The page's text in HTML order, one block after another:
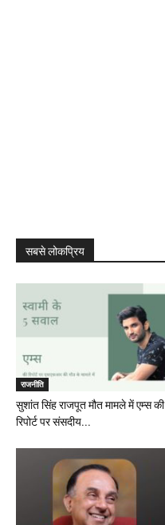
सबसे लोकप्रिय
राजनीति
सुशांत सिंह राजपूत मौत मामले में एम्स की
रिपोर्ट पर संसदीय...